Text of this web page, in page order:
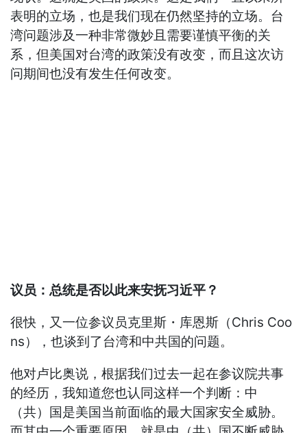
表明的立场，也是我们现在仍然坚持的立场。台
湾问题涉及一种非常微妙且需要谨慎平衡的关
系，但美国对台湾的政策没有改变，而且这次访
问期间也没有发生任何改变。
议员：总统是否以此来安抚习近平？
很快，又一位参议员克里斯・库恩斯（Chris Coo
ns），也谈到了台湾和中共国的问题。
他对卢比奥说，根据我们过去一起在参议院共事
的经历，我知道您也认同这样一个判断：中
（共）国是美国当前面临的最大国家安全威胁。